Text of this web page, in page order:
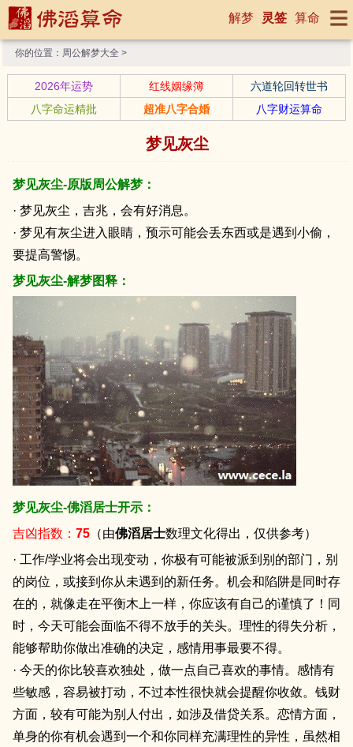
解梦 灵签 算命
你的位置： 周公解梦大全 >
2026年运势 红线姻缘簿
六道轮回转世书
八字命运精批
超准八字合婚 八字财运算命
梦见灰尘
梦见灰尘-原版周公解梦：
· 梦见灰尘，吉兆，会有好消息。
· 梦见有灰尘进入眼睛，预示可能会丢东西或是遇到小偷，
要提高警惕。
梦见灰尘-解梦图释：
梦见灰尘-佛滔居士开示：
吉凶指数： 75 （由佛滔居士数理文化得出，仅供参考）
· 工作/学业将会出现变动，你极有可能被派到别的部门，别
的岗位，或接到你从未遇到的新任务。机会和陷阱是同时存
在的，就像走在平衡木上一样，你应该有自己的谨慎了！同
时，今天可能会面临不得不放手的关头。理性的得失分析，
能够帮助你做出准确的决定，感情用事最要不得。
· 今天的你比较喜欢独处，做一点自己喜欢的事情。感情有
些敏感，容易被打动，不过本性很快就会提醒你收敛。钱财
方面，较有可能为别人付出，如涉及借贷关系。恋情方面，
单身的你有机会遇到一个和你同样充满理性的异性，虽然相